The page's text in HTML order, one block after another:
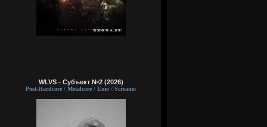
WLVS - Субъект №2 (2026)
Post-Hardcore / Metalcore / Emo / Screamo